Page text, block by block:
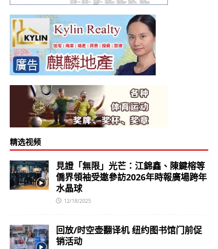
精选视频
見證「無限」光芒：江錦鑫、陳鍵榕等
僑界領袖受邀參訪2026年時報廣場跨年
水晶球
12/18/2025
回放/时空壶翻译机 纽约图书馆门前促
销活动